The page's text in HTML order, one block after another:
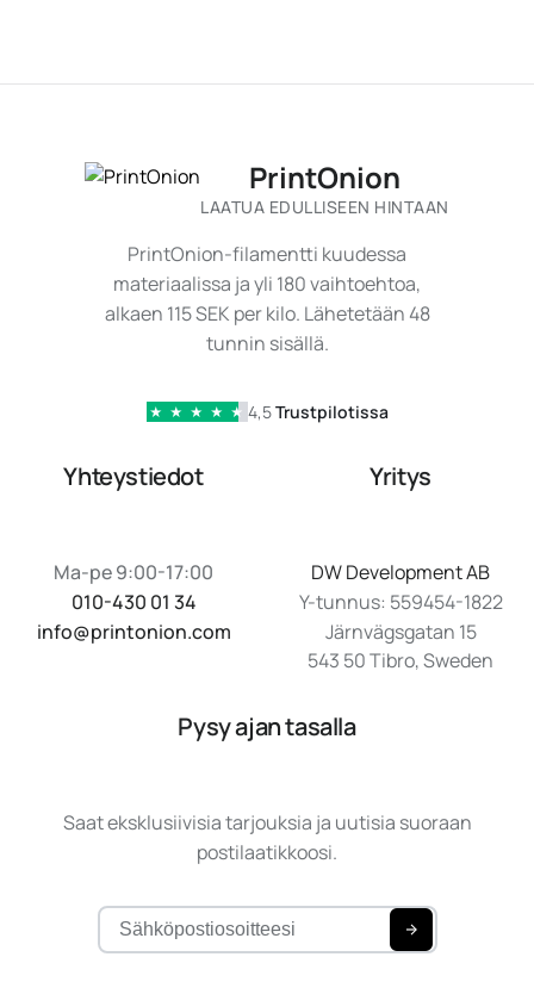
PrintOnion
LAATUA EDULLISEEN HINTAAN
PrintOnion-filamentti kuudessa
materiaalissa ja yli 180 vaihtoehtoa,
alkaen 115 SEK per kilo. Lähetetään 48
tunnin sisällä.
★ ★ ★ ★ ★ 4,5Trustpilotissa
Yhteystiedot
Ma-pe 9:00-17:00
010-430 01 34
info@printonion.com
Yritys
DW Development AB
Y-tunnus: 559454-1822
Järnvägsgatan 15
543 50 Tibro, Sweden
Pysy ajan tasalla
Saat eksklusiivisia tarjouksia ja uutisia suoraan
postilaatikkoosi.